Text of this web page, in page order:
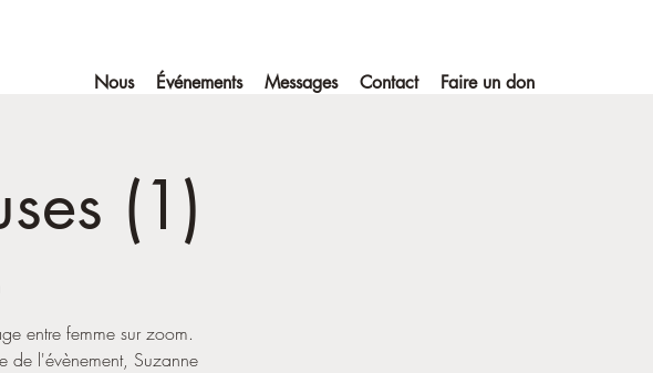
Nous Événements Messages Contact Faire un don
(1)
entre femme sur zoom.
de l'évènement, Suzanne